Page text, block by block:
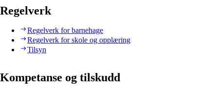
Regelverk
Regelverk for barnehage
Regelverk for skole og opplæring
Tilsyn
Kompetanse og tilskudd